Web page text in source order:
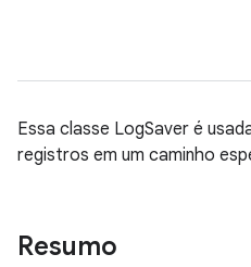
Essa classe LogSaver é
registros em um caminho
Resumo